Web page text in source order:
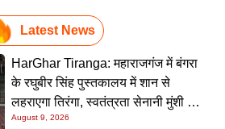
Latest News
HarGhar Tiranga: महाराजगंज में बंगरा
के रघुबीर सिंह पुस्तकालय में शान से
लहराएगा तिरंगा, स्वतंत्रता सेनानी मुंशी सिंह
होंगे मुख्य अतिथि
August 9, 2026